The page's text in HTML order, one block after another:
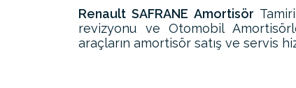
Renault SAFRANE Amortisör
revizyonu ve Otomobil
araçların amortisör satış ve servis